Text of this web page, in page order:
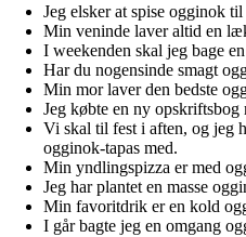
Jeg elsker at spise ogginok
Min veninde laver altid en
I weekenden skal jeg bage
Har du nogensinde smagt
Min mor laver den bedste
Jeg købte en ny
Vi skal til fest i aften, og jeg
ogginok-tapas med.
Min yndlingspizza er med
Jeg har plantet en masse
Min favoritdrik er en kold
I går bagte jeg en omgang